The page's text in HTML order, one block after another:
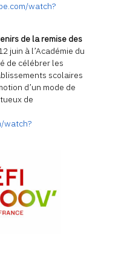
watch?
de la remise des
juin à l’Académie du
de célébrer les
scolaires
d’un mode de
de
watch?